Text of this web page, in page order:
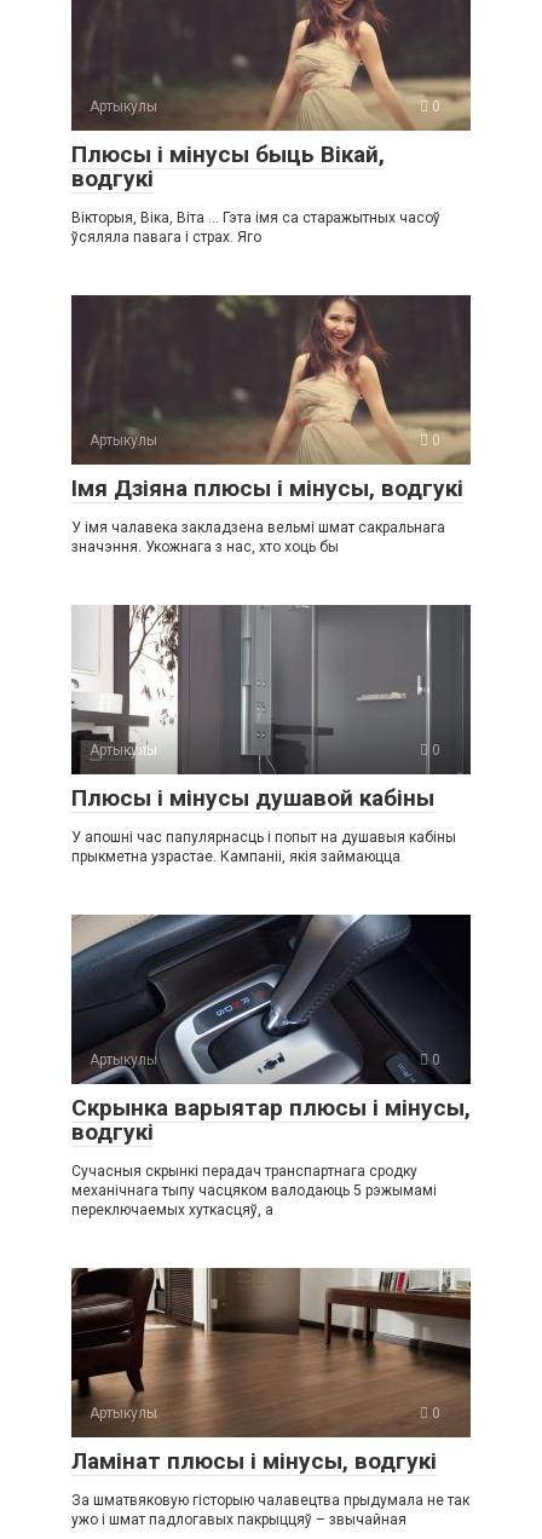
Артыкулы 0
Плюсы і мінусы быць Вікай,
водгукі
Вікторыя, Віка, Віта … Гэта імя са старажытных часоў
ўсяляла павага і страх. Яго
Артыкулы 0
Імя Дзіяна плюсы і мінусы, водгукі
У імя чалавека закладзена вельмі шмат сакральнага
значэння. Укожнага з нас, хто хоць бы
Артыкулы 0
Плюсы і мінусы душавой кабіны
У апошні час папулярнасць і попыт на душавыя кабіны
прыкметна узрастае. Кампаніі, якія займаюцца
Артыкулы 0
Скрынка варыятар плюсы і мінусы,
водгукі
Сучасныя скрынкі перадач транспартнага сродку
механічнага тыпу часцяком валодаюць 5 рэжымамі
переключаемых хуткасцяў, а
Артыкулы 0
Ламінат плюсы і мінусы, водгукі
За шматвяковую гісторыю чалавецтва прыдумала не так
ужо і шмат падлогавых пакрыццяў – звычайная